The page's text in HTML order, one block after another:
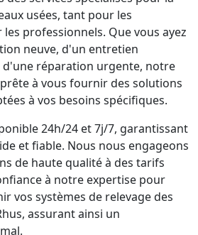
usées, tant pour les
professionnels. Que vous ayez
neuve, d'un entretien
réparation urgente, notre
à vous fournir des solutions
à vos besoins spécifiques.
24h/24 et 7j/7, garantissant
et fiable. Nous nous engageons
de haute qualité à des tarifs
à notre expertise pour
vos systèmes de relevage des
assurant ainsi un